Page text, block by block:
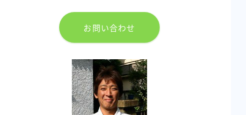
お問い合わせ